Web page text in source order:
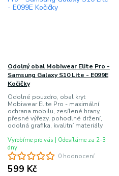
0 hodnocení
Odolný obal Mobiwear Elite Pro -
Samsung Galaxy S10 Lite - E099E
Kočičky
Odolné pouzdro, obal kryt
Mobiwear Elite Pro - maximální
ochrana mobilu, zesílené hrany,
přesné výřezy, pohodlné držení,
odolná grafika, kvalitní materiály
599 Kč
Vyrobíme pro vás | Odesíláme za 2-3
dny